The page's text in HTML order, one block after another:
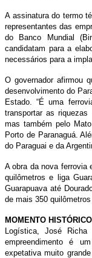
A assinatura do termo
representantes das
do Banco Mundial
candidatam para a
necessários para a
O governador afirmou
desenvolvimento do
Estado. “É uma
transportar as riquezas
mas também pelo
Porto de Paranaguá.
do Paraguai e da
A obra da nova ferrovia
quilômetros e liga
Guarapuava até
de mais 350 quilômetros
MOMENTO HISTÓRICO
Logística, José
empreendimento é
expetativa muito